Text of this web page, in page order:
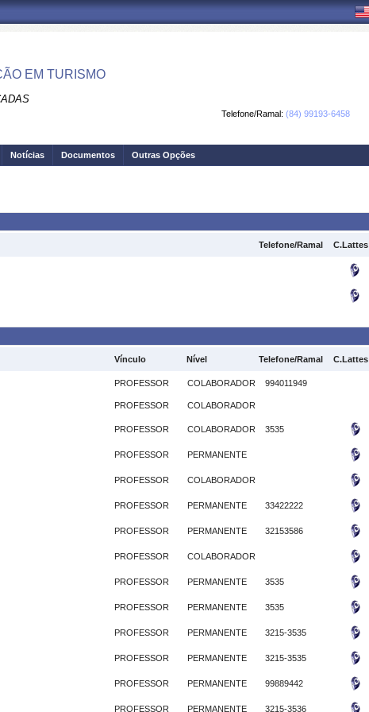
EM TURISMO
Telefone/Ramal: (84) 99193-6458
Notícias Documentos Outras Opções
Telefone/Ramal C.Lattes
Vínculo Nível Telefone/Ramal C.Lattes
PROFESSOR COLABORADOR 994011949
PROFESSOR COLABORADOR
PROFESSOR COLABORADOR 3535
PROFESSOR PERMANENTE
PROFESSOR COLABORADOR
PROFESSOR PERMANENTE 33422222
PROFESSOR PERMANENTE 32153586
PROFESSOR COLABORADOR
PROFESSOR PERMANENTE 3535
PROFESSOR PERMANENTE 3535
PROFESSOR PERMANENTE 3215-3535
PROFESSOR PERMANENTE 3215-3535
PROFESSOR PERMANENTE 99889442
PROFESSOR PERMANENTE 3215-3536